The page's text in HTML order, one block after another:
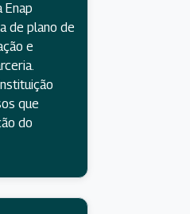
Enap
de plano de
e
que
do